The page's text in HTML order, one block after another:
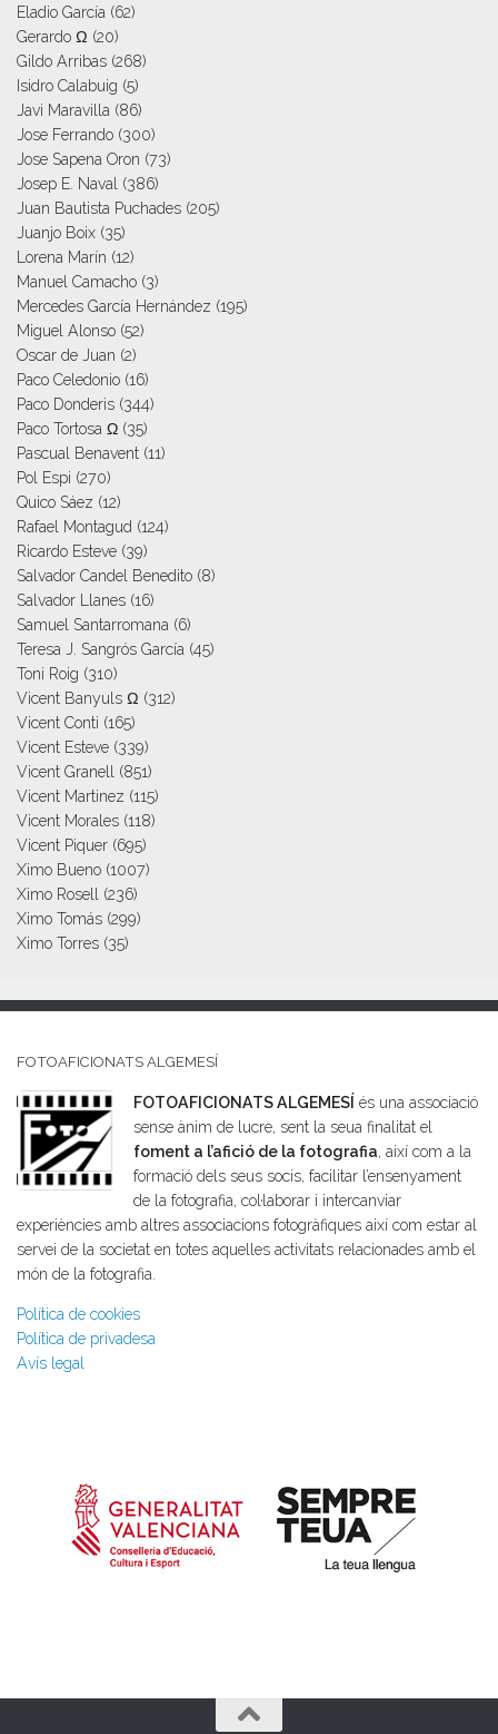
Eladio García (62)
Gerardo Ω (20)
Gildo Arribas (268)
Isidro Calabuig (5)
Javi Maravilla (86)
Jose Ferrando (300)
Jose Sapena Oron (73)
Josep E. Naval
(386)
Juan Bautista Puchades (205)
Juanjo Boix (35)
Lorena Marín (12)
Manuel Camacho (3)
Mercedes García Hernández (195)
Miguel Alonso (52)
Oscar de Juan (2)
Paco Celedonio (16)
Paco Donderis (344)
Paco Tortosa Ω (35)
Pascual Benavent (11)
Pol Espi (270)
Quico Sáez (12)
Rafael Montagud (124)
Ricardo Esteve (39)
Salvador Candel Benedito (8)
Salvador Llanes (16)
Samuel Santarromana (6)
Teresa J. Sangrós García (45)
Toni Roig (310)
Vicent Banyuls Ω (312)
Vicent Conti (165)
Vicent Esteve (339)
Vicent Granell
(851)
Vicent Martinez (115)
Vicent Morales (118)
Vicent Piquer (695)
Ximo Bueno (1007)
Ximo Rosell
(236)
Ximo Tomás (299)
Ximo Torres (35)
FOTOAFICIONATS ALGEMESÍ
FOTOAFICIONATS ALGEMESÍ és una associació
sense ànim de lucre, sent la seua finalitat el
foment a l’afició de la fotografia, així com a la
formació dels seus socis, facilitar l’ensenyament
de la fotografia, col·laborar i intercanviar
experiències amb altres associacions fotogràfiques així com estar al
servei de la societat en totes aquelles activitats relacionades amb el
món de la fotografia.
Política de cookies
Política de privadesa
Avís legal